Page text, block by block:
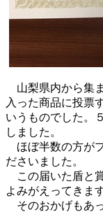
山梨県内から集
入った商品に投票
いうものでした。
しました。
ほぼ半数の方が
ださいました。
この届いた盾と
よみがえってきます
そのおかげもあ